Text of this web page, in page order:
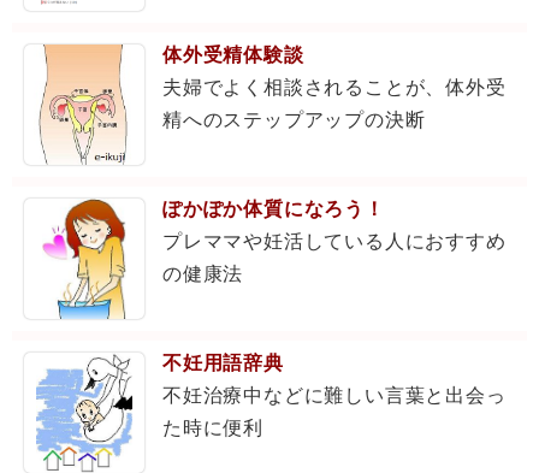
体外受精体験談
夫婦でよく相談されることが、体外受
精へのステップアップの決断
ぽかぽか体質になろう！
プレママや妊活している人におすすめ
の健康法
不妊用語辞典
不妊治療中などに難しい言葉と出会っ
た時に便利